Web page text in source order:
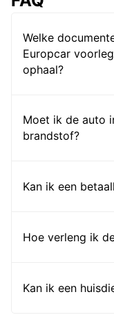
Welke
Europcar
ophaal?
Moet ik de auto
brandstof?
Kan ik een
Hoe verleng ik
Kan ik een